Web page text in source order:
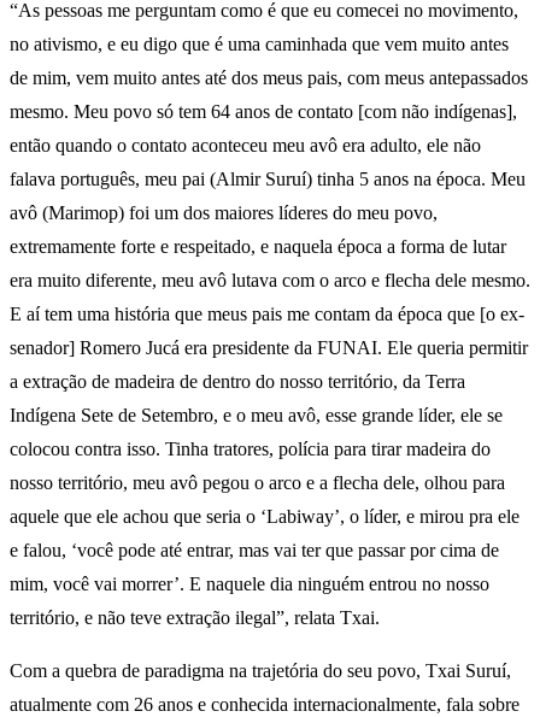
“As pessoas me perguntam como é que eu comecei no movimento,
no ativismo, e eu digo que é uma caminhada que vem muito antes
de mim, vem muito antes até dos meus pais, com meus antepassados
mesmo. Meu povo só tem 64 anos de contato [com não indígenas],
então quando o contato aconteceu meu avô era adulto, ele não
falava português, meu pai (Almir Suruí) tinha 5 anos na época. Meu
avô (Marimop) foi um dos maiores líderes do meu povo,
extremamente forte e respeitado, e naquela época a forma de lutar
era muito diferente, meu avô lutava com o arco e flecha dele mesmo.
E aí tem uma história que meus pais me contam da época que [o ex-
senador] Romero Jucá era presidente da FUNAI. Ele queria permitir
a extração de madeira de dentro do nosso território, da Terra
Indígena Sete de Setembro, e o meu avô, esse grande líder, ele se
colocou contra isso. Tinha tratores, polícia para tirar madeira do
nosso território, meu avô pegou o arco e a flecha dele, olhou para
aquele que ele achou que seria o ‘Labiway’, o líder, e mirou pra ele
e falou, ‘você pode até entrar, mas vai ter que passar por cima de
mim, você vai morrer’. E naquele dia ninguém entrou no nosso
território, e não teve extração ilegal”, relata Txai.
Com a quebra de paradigma na trajetória do seu povo, Txai Suruí,
atualmente com 26 anos e conhecida internacionalmente, fala sobre